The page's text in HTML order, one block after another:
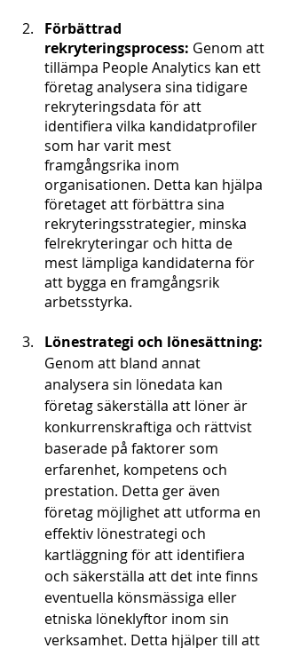
Förbättrad
rekryteringsprocess: Genom att
tillämpa People Analytics kan ett
företag analysera sina tidigare
rekryteringsdata för att
identifiera vilka kandidatprofiler
som har varit mest
framgångsrika inom
organisationen. Detta kan hjälpa
företaget att förbättra sina
rekryteringsstrategier, minska
felrekryteringar och hitta de
mest lämpliga kandidaterna för
att bygga en framgångsrik
arbetsstyrka.
Lönestrategi och lönesättning:
Genom att bland annat
analysera sin lönedata kan
företag säkerställa att löner är
konkurrenskraftiga och rättvist
baserade på faktorer som
erfarenhet, kompetens och
prestation. Detta ger även
företag möjlighet att utforma en
effektiv lönestrategi och
kartläggning för att identifiera
och säkerställa att det inte finns
eventuella könsmässiga eller
etniska löneklyftor inom sin
verksamhet. Detta hjälper till att